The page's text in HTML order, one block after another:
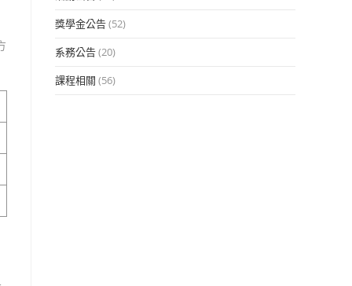
獎學金公告(52)
系務公告(20)
課程相關 (56)